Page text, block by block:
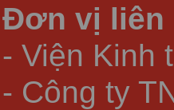
Đơn vị liên
- Viện Kinh
- Công ty